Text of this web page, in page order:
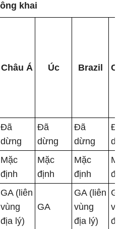
khai
Châu Á Úc Brazil
Đã
dừng
Đã
dừng
Đã
dừng
Đã
Mặc
định
Mặc
định
Mặc
định
GA (liên
vùng
địa lý)
GA
GA (liên
vùng
địa lý)